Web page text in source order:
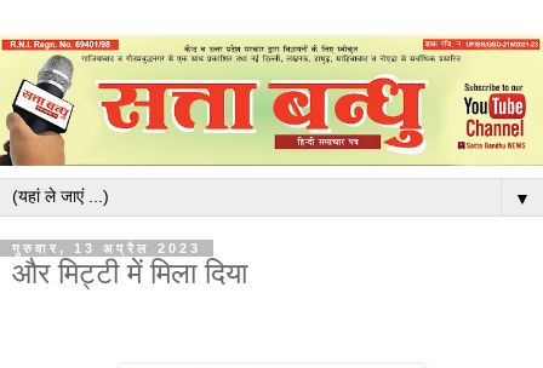
▼
गुरुवार, 13 अप्रैल 2023
और मिट्टी में मिला दिया